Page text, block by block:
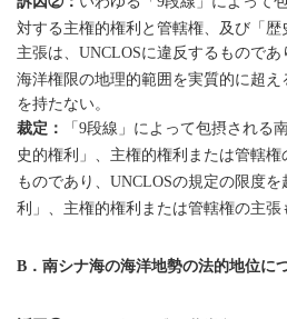
対する主権的権利と管轄権、及び「
主張は、
UNCLOSに違反するものであ
海洋権限の地理的範囲を実質的に超
を持たない。
裁定：
「9段線」によって包摂される
史的権利」、主権的権利または管轄権
ものであり、
UNCLOSの規定の限度
利」、主権的権利または管轄権の主張
B ．南シナ海の海洋地勢の法的地位に